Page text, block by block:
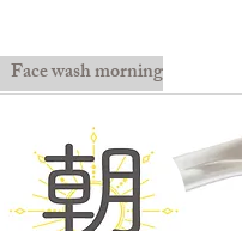
Face wash morning